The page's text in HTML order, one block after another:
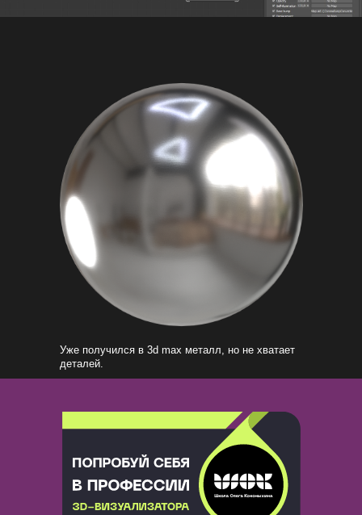
Уже получился в 3d max металл, но не хватает
деталей.